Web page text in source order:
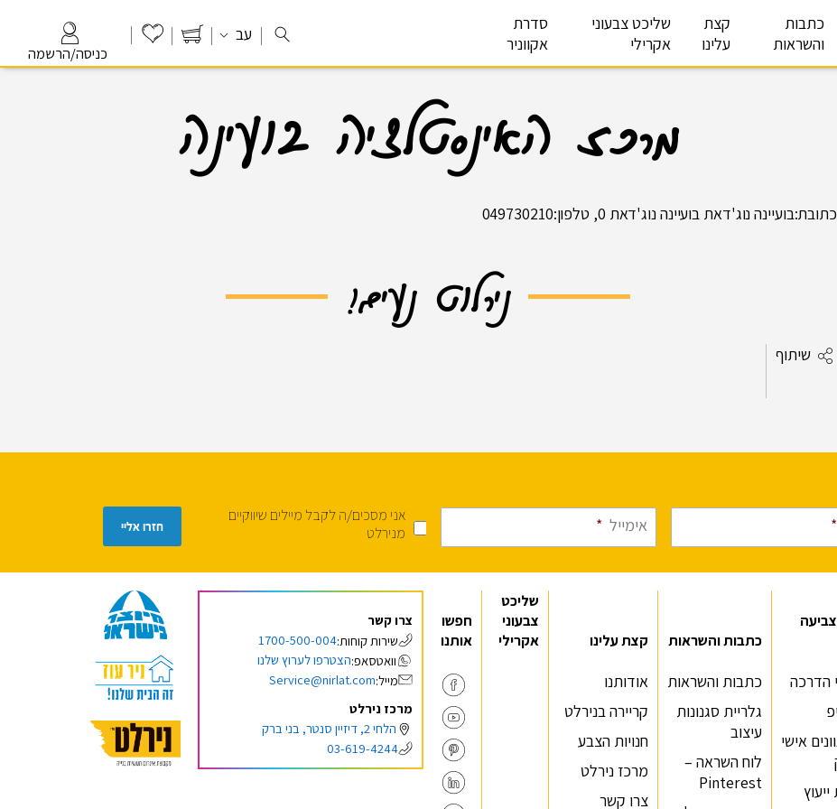
כניסה/הרשמה
עב
כתבות
והשראות
קצת
עלינו
שליכט צבעוני
אקרילי
סדרת
אקווניר
מרכז האינסטלציה בועינה
כתובת:בועיינה נוג'דאת בועיינה נוג'דאת 0, טלפון:049730210
נירלוט נעים!
שיתוף
* אימייל *
אני מסכים/ה לקבל מיילים שיווקיים
מנירלט
הדרכה
אישי
כתבות והשראות
כתבות והשראות
גלריית סגנונות
עיצוב
לוח השראה –
Pinterest
קצת עלינו
אודותנו
קריירה בנירלט
חנויות הצבע
מרכז נירלט
צרו קשר
שליכט
צבעוני
אקרילי
חפשו
אותנו
צרו קשר
שירות קוחות:1700-500-004
וואטסאפ:הצטרפו לערוץ שלנו
מייל:Service@nirlat.com
מרכז נירלט
הלחי 2, דיזיין סנטר, בני ברק
03-619-4244